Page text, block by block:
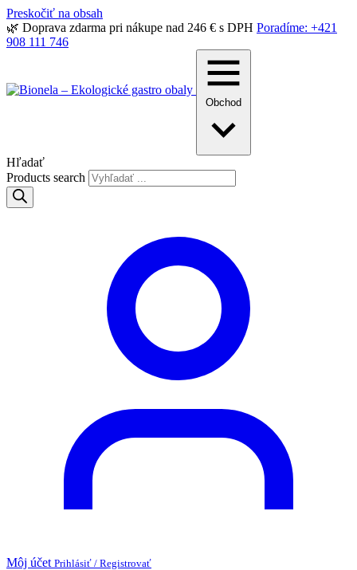
Preskočiť na obsah
🌿 Doprava zdarma pri nákupe nad 246 € s DPH Poradíme: +421
908 111 746
Obchod
Hľadať
Products search
Môj účet Prihlásiť / Registrovať